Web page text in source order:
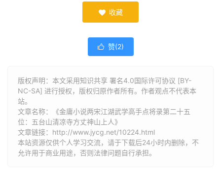
 收藏
 赞(2)
版权声明：本文采用知识共享 署名4.0国际许可协议 [BY-
NC-SA] 进行授权，版权归原作者所有。作者观点不代表本
站。
文章名称：《金庸小说两宋江湖武学高手点将录第二十五
位：五台山清凉寺方丈神山上人》
文章链接： http://www.jycg.net/10224.html
本站资源仅供个人学习交流，请于下载后24小时内删除，不
允许用于商业用途，否则法律问题自行承担。